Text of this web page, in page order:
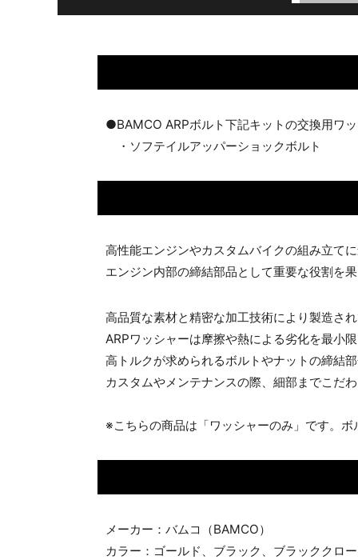
●BAMCO ARPボルト下記キットの交換用ワ
・ソフテイルアッパーショックボルト
高性能エンジンやカスタムバイクの組み立て
エンジン内部の締結部品として重要な役割を
高品質な素材と精密な加工技術により製造さ
ARPワッシャーは摩擦や熱による劣化を最小
高トルクが求められるボルトやナットの締結
カスタムやメンテナンスの際、細部までこだ
※こちらの商品は「ワッシャーのみ」です。
メーカー：バムコ（BAMCO）
カラー：ゴールド、ブラック、ブラッククロ